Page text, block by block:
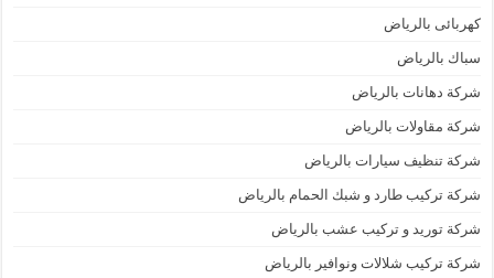
كهربائى بالرياض
سباك بالرياض
شركة دهانات بالرياض
شركة مقاولات بالرياض
شركة تنظيف سيارات بالرياض
شركة تركيب طارد و شبك الحمام بالرياض
شركة توريد و تركيب عشب بالرياض
شركة تركيب شلالات ونوافير بالرياض